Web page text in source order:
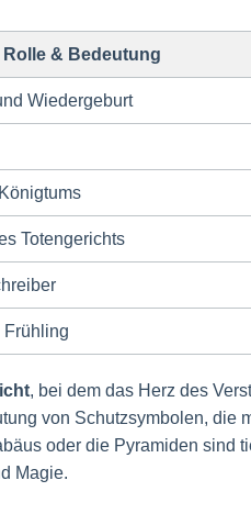
Rolle & Bedeutung
Wiedergeburt
Totengerichts
Frühling
, bei dem das Herz des
von Schutzsymbolen, die
oder die Pyramiden sind
Magie.